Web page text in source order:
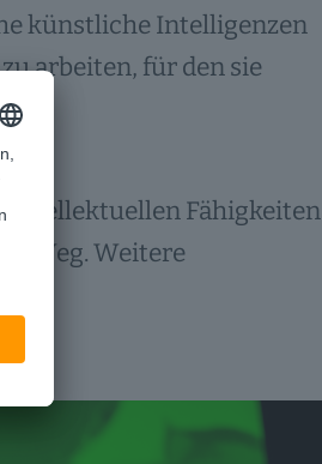
künstliche Intelligenzen
arbeiten, für den sie
intellektuellen Fähigkeiten
Weg. Weitere